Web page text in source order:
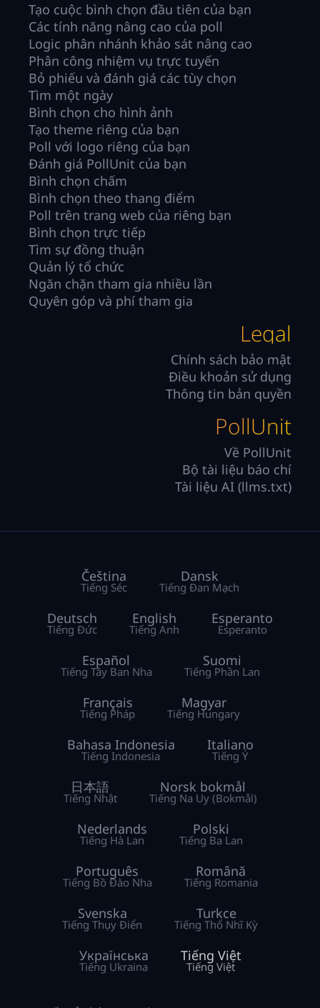
Tạo cuộc bình chọn đầu tiên của bạn
Các tính năng nâng cao của poll
Logic phân nhánh khảo sát nâng cao
Phân công nhiệm vụ trực tuyến
Bỏ phiếu và đánh giá các tùy chọn
Tìm một ngày
Bình chọn cho hình ảnh
Tạo theme riêng của bạn
Poll với logo riêng của bạn
Đánh giá PollUnit của bạn
Bình chọn chấm
Bình chọn theo thang điểm
Poll trên trang web của riêng bạn
Bình chọn trực tiếp
Tìm sự đồng thuận
Quản lý tổ chức
Ngăn chặn tham gia nhiều lần
Quyên góp và phí tham gia
Legal
Chính sách bảo mật
Điều khoản sử dụng
Thông tin bản quyền
PollUnit
Về PollUnit
Bộ tài liệu báo chí
Tài liệu AI (llms.txt)
Čeština
Tiếng Séc
Dansk
Tiếng Đan Mạch
Deutsch
Tiếng Đức
English
Tiếng Anh
Esperanto
Esperanto
Español
Tiếng Tây Ban Nha
Suomi
Tiếng Phần Lan
Français
Tiếng Pháp
Magyar
Tiếng Hungary
Bahasa Indonesia
Tiếng Indonesia
Italiano
Tiếng Ý
日本語
Tiếng Nhật
Norsk bokmål
Tiếng Na Uy (Bokmål)
Nederlands
Tiếng Hà Lan
Polski
Tiếng Ba Lan
Português
Tiếng Bồ Đào Nha
Română
Tiếng Romania
Svenska
Tiếng Thụy Điển
Turkce
Tiếng Thổ Nhĩ Kỳ
Українська
Tiếng Ukraina
Tiếng Việt
Tiếng Việt